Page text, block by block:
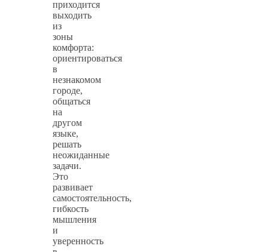
приходится
выходить
из
зоны
комфорта:
ориентироваться
в
незнакомом
городе,
общаться
на
другом
языке,
решать
неожиданные
задачи.
Это
развивает
самостоятельность,
гибкость
мышления
и
уверенность